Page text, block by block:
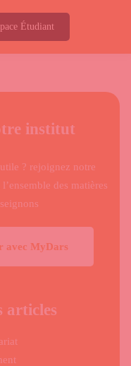
Étudiant
institut
? rejoignez notre
des matières
avec MyDars
articles